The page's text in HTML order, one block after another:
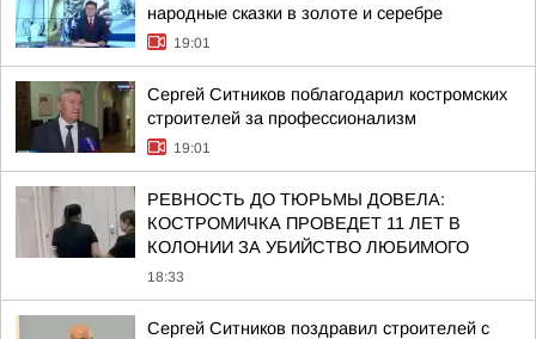
народные сказки в золоте и серебре
19:01
Сергей Ситников поблагодарил костромских
строителей за профессионализм
19:01
РЕВНОСТЬ ДО ТЮРЬМЫ ДОВЕЛА:
КОСТРОМИЧКА ПРОВЕДЕТ 11 ЛЕТ В
КОЛОНИИ ЗА УБИЙСТВО ЛЮБИМОГО
18:33
Сергей Ситников поздравил строителей с